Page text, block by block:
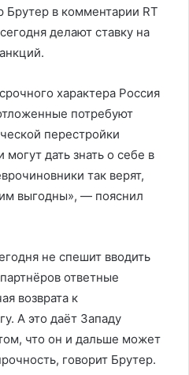
Брутер в комментарии RT
делают ставку на
характера Россия
потребуют
перестройки
дать знать о себе в
так верят,
выгодны», — пояснил
не спешит вводить
ответные
возврата к
А это даёт Западу
что он и дальше может
говорит Брутер.